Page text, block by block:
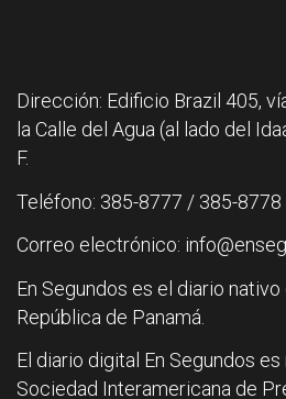
Dirección: Edificio Brazil 405,
la Calle del Agua (al lado del
F.
Teléfono: 385-8777 / 385-8778
Correo electrónico:
En Segundos es el diario
República de Panamá.
El diario digital En Segundos
Sociedad Interamericana de